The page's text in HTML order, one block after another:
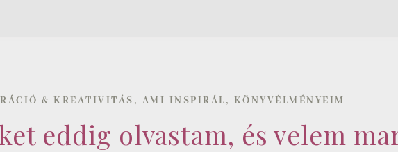
& KREATIVITÁS , AMI INSPIRÁL, KÖNYVÉLMÉNYEIM
eddig olvastam, és velem